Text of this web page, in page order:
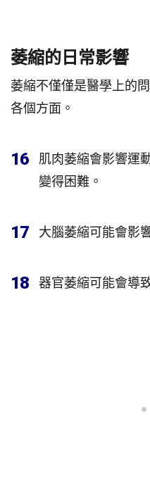
萎縮的日常影響
萎縮不僅僅是醫學上的
各個方面。
16
肌肉萎縮會影響運
變得困難。
17 大腦萎縮可能會影
18 器官萎縮可能會導